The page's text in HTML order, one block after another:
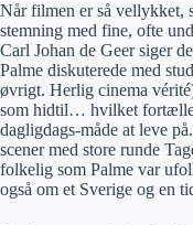
Når filmen er så vellykket,
stemning med fine, ofte
Carl Johan de Geer siger
Palme diskuterede med
øvrigt. Herlig cinema
som hidtil… hvilket
dagligdags-måde at leve
scener med store runde
folkelig som Palme var
også om et Sverige og en